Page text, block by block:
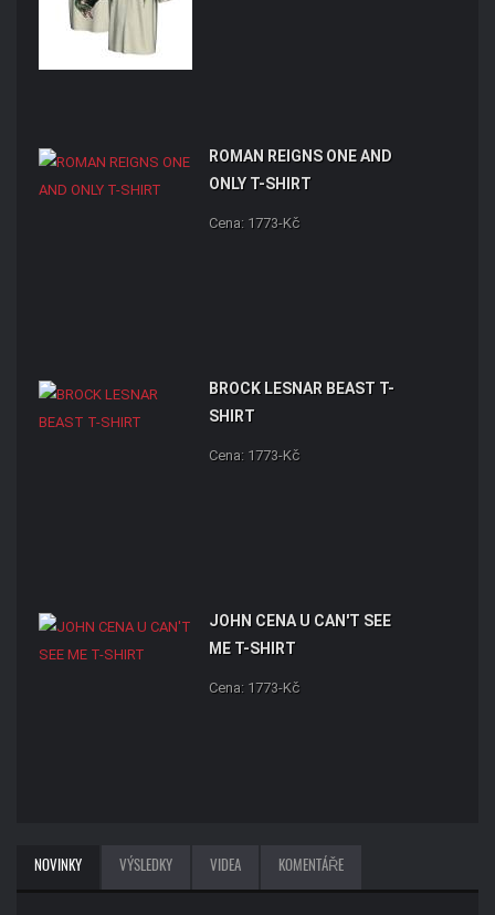
ROMAN REIGNS ONE AND
ONLY T-SHIRT
Cena: 1773-Kč
BROCK LESNAR BEAST T-
SHIRT
Cena: 1773-Kč
JOHN CENA U CAN'T SEE
ME T-SHIRT
Cena: 1773-Kč
NOVINKY VÝSLEDKY VIDEA KOMENTÁŘE